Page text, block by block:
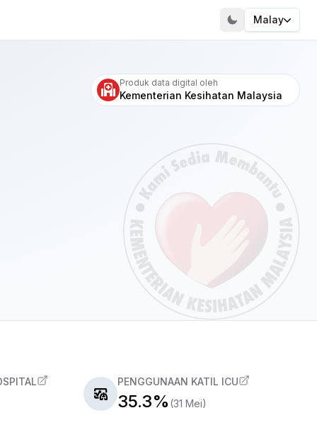
Malay
Produk data digital oleh
Kementerian Kesihatan Malaysia
PENGGUNAAN KATIL ICU
35.3% (31 Mei)